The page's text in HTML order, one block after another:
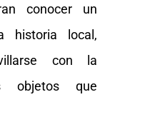
conocer un
historia local,
con la
objetos que